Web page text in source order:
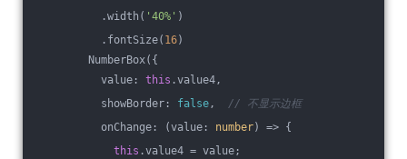
.width( '40%' )
.fontSize( 16)
NumberBox({
value: this .value4,
showBorder: false , // 不显示边框
onChange:
(value: number) => {
this .value4 = value;